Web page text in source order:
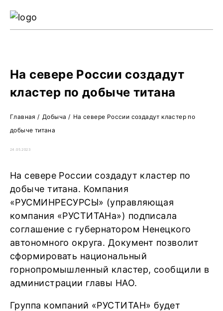
На севере России создадут
кластер по добыче титана
Главная / Добыча / На севере России создадут кластер по
добыче титана
24.05.2023
На севере России создадут кластер по
добыче титана. Компания
«РУСМИНРЕСУРСЫ» (управляющая
компания «РУСТИТАНа») подписала
соглашение с губернатором Ненецкого
автономного округа. Документ позволит
сформировать национальный
горнопромышленный кластер, сообщили в
администрации главы НАО.
Группа компаний «РУСТИТАН» будет